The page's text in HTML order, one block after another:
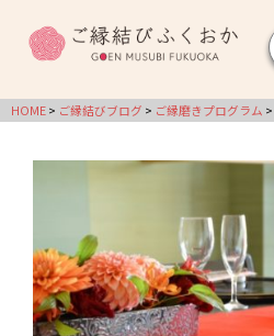
ンHOME ご縁結びブログ ご縁磨きプログラム